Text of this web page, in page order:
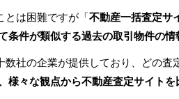
とは困難ですが「不動産一括査定サ
条件が類似する過去の取引物件の
数社の企業が提供しており、どの
様々な観点から不動産査定サイトを